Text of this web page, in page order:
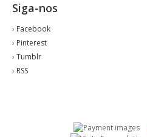
Siga-nos
› Facebook
› Pinterest
› Tumblr
› RSS